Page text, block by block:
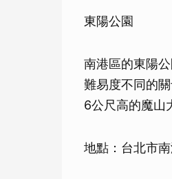
東陽公園
南港區的東陽
難易度不同的
6公尺高的魔山
地點：台北市